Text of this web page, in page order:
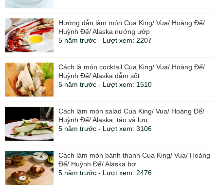
Hướng dẫn làm món Cua King/ Vua/ Hoàng Đế/
Huỳnh Đế/ Alaska nướng ướp
5 năm trước - Lượt xem: 2207
Cách là món cocktail Cua King/ Vua/ Hoàng Đế/
Huỳnh Đế/ Alaska đẫm sốt
5 năm trước - Lượt xem: 1510
Cách làm món salad Cua King/ Vua/ Hoàng Đế/
Huỳnh Đế/ Alaska, táo và lựu
5 năm trước - Lượt xem: 3106
Cách làm món bánh thanh Cua King/ Vua/ Hoàng
Đế/ Huỳnh Đế/ Alaska bơ
5 năm trước - Lượt xem: 2476